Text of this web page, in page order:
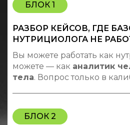
БЛОК 1
РАЗБОР КЕЙСОВ, ГДЕ
НУТРИЦИОЛОГА НЕ
Вы можете работать как
можете — как аналитик
тела. Вопрос только в
БЛОК 2